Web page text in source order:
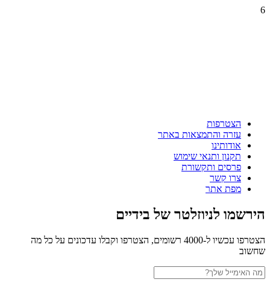
6
הצטרפות
עזרה והתמצאות באתר
אודותינו
תקנון ותנאי שימוש
פרסים ותקשורת
צרו קשר
מפת אתר
הירשמו לניוזלטר של בידיים
הצטרפו עכשיו ל-4000 רשומים, הצטרפו וקבלו עדכונים על כל מה
שחשוב